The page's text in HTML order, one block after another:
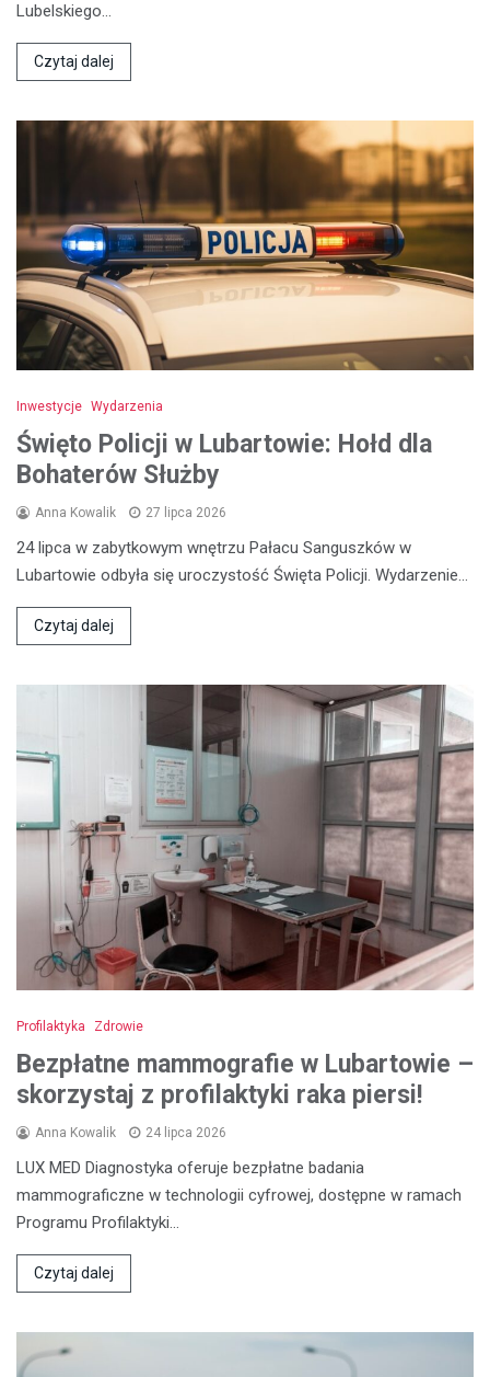
Lubelskiego…
Czytaj dalej
Inwestycje Wydarzenia
Święto Policji w Lubartowie: Hołd dla
Bohaterów Służby
Anna Kowalik 27 lipca 2026
24 lipca w zabytkowym wnętrzu Pałacu Sanguszków w
Lubartowie odbyła się uroczystość Święta Policji. Wydarzenie…
Czytaj dalej
Profilaktyka Zdrowie
Bezpłatne mammografie w Lubartowie –
skorzystaj z profilaktyki raka piersi!
Anna Kowalik 24 lipca 2026
LUX MED Diagnostyka oferuje bezpłatne badania
mammograficzne w technologii cyfrowej, dostępne w ramach
Programu Profilaktyki…
Czytaj dalej